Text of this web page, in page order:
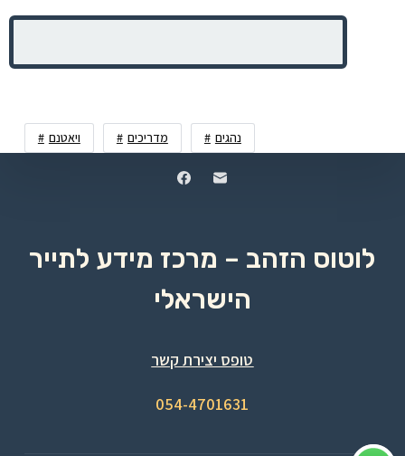
ויאטנם מדריכים נהגים
לוטוס הזהב – מרכז מידע לתייר
הישראלי
טופס יצירת קשר
054-4701631